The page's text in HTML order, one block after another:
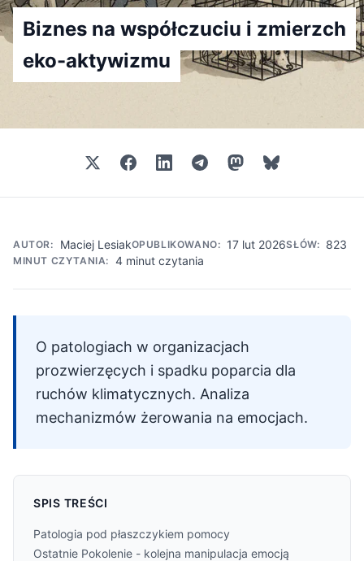
Biznes na współczuciu i zmierzch
eko-aktywizmu
AUTOR: Maciej LesiakOPUBLIKOWANO: 17 lut 2026SŁÓW: 823
MINUT CZYTANIA: 4 minut czytania
O patologiach w organizacjach
prozwierzęcych i spadku poparcia dla
ruchów klimatycznych. Analiza
mechanizmów żerowania na emocjach.
SPIS TREŚCI
Patologia pod płaszczykiem pomocy
Ostatnie Pokolenie - kolejna manipulacja emocją